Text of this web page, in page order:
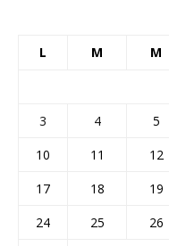
L M M
3
4 5
10
11 12
17
18 19
24
25 26